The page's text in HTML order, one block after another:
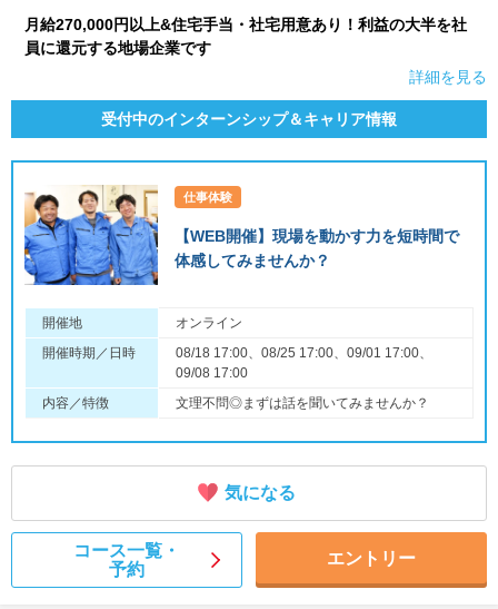
月給270,000円以上&住宅手当・社宅用意あり！利益の大半を社
員に還元する地場企業です
詳細を見る
受付中のインターンシップ＆キャリア情報
仕事体験
【WEB開催】現場を動かす力を短時間で
体感してみませんか？
開催地
オンライン
開催時期／日時
08/18 17:00、08/25 17:00、09/01 17:00、
09/08 17:00
内容／特徴
文理不問◎まずは話を聞いてみませんか？
気になる
コース一覧・
予約
エントリー